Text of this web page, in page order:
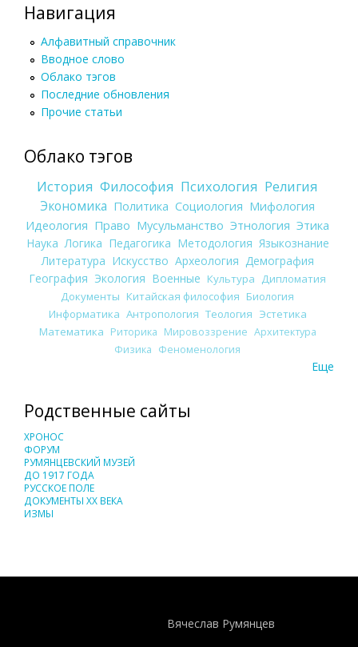
Навигация
Алфавитный справочник
Вводное слово
Облако тэгов
Последние обновления
Прочие статьи
Облако тэгов
История Философия Психология Религия
Экономика Политика Социология Мифология
Идеология Право Мусульманство Этнология Этика
Наука Логика Педагогика Методология Языкознание
Литература Искусство Археология Демография
География Экология Военные Культура
Дипломатия
Документы Китайская философия Биология
Информатика Антропология Теология Эстетика
Математика Риторика Мировоззрение Архитектура
Физика Феноменология
Еще
Родственные сайты
ХРОНОС
ФОРУМ
РУМЯНЦЕВСКИЙ МУЗЕЙ
ДО 1917 ГОДА
РУССКОЕ ПОЛЕ
ДОКУМЕНТЫ XX ВЕКА
ИЗМЫ
Вячеслав Румянцев